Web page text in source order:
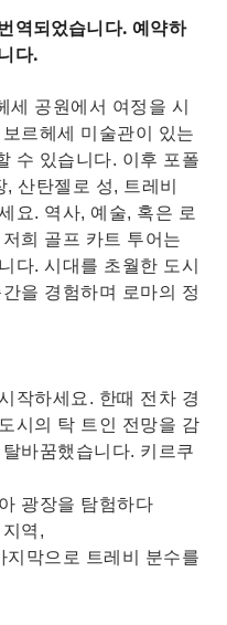
역되었습니다. 예약하
다.
세 공원에서 여정을 시
르헤세 미술관이 있는
수 있습니다. 이후 포폴
산탄젤로 성, 트레비
요. 역사, 예술, 혹은 로
희 골프 카트 투어는
다. 시대를 초월한 도시
을 경험하며 로마의 정
작하세요. 한때 전차 경
시의 탁 트인 전망을 감
바꿈했습니다. 키르쿠
광장을 탐험하다
역,
지막으로 트레비 분수를